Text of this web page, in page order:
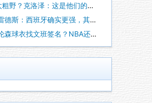
洛泽：这是他们的特色，极其强调对
：西班牙确实更强，其他没啥好辟谣
衣找文班签名？NBA还有哪些“贴脸